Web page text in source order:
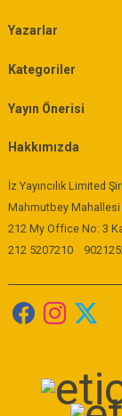
Yazarlar
Kategoriler
Yayın Önerisi
Hakkımızda
İz Yayıncılık Limited
Mahmutbey Mahallesi
212 My Office No: 3
212 5207210